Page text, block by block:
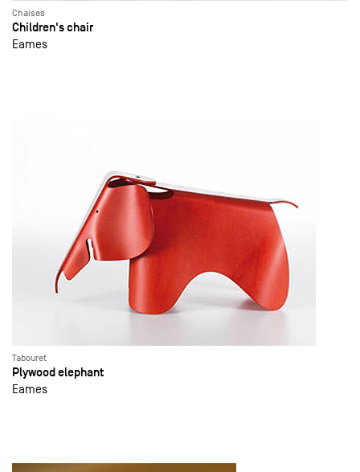
Chaises
Children's chair
Eames
Tabouret
Plywood elephant
Eames